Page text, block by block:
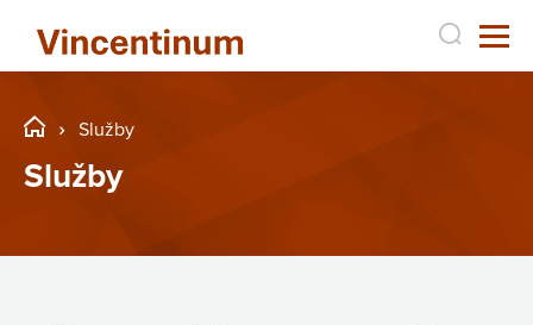
Služby
Služby